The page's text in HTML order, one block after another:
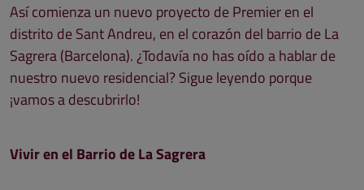
Así comienza un nuevo proyecto de Premier en el
distrito de Sant Andreu, en el corazón del barrio de La
Sagrera (Barcelona). ¿Todavía no has oído a hablar de
nuestro nuevo residencial? Sigue leyendo porque
¡vamos a descubrirlo!
Vivir en el Barrio de La Sagrera